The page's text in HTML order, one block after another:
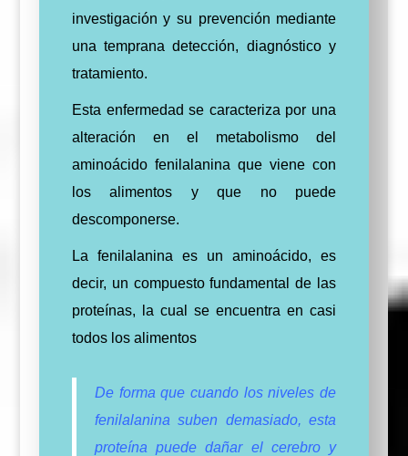
investigación y su prevención mediante
una temprana detección, diagnóstico y
tratamiento.
Esta enfermedad se caracteriza por una
alteración en el metabolismo del
aminoácido fenilalanina que viene con
los alimentos y que no puede
descomponerse.
La fenilalanina es un aminoácido, es
decir, un compuesto fundamental de las
proteínas, la cual se encuentra en casi
todos los alimentos
De forma que cuando los niveles de
fenilalanina suben demasiado, esta
proteína puede dañar el cerebro y